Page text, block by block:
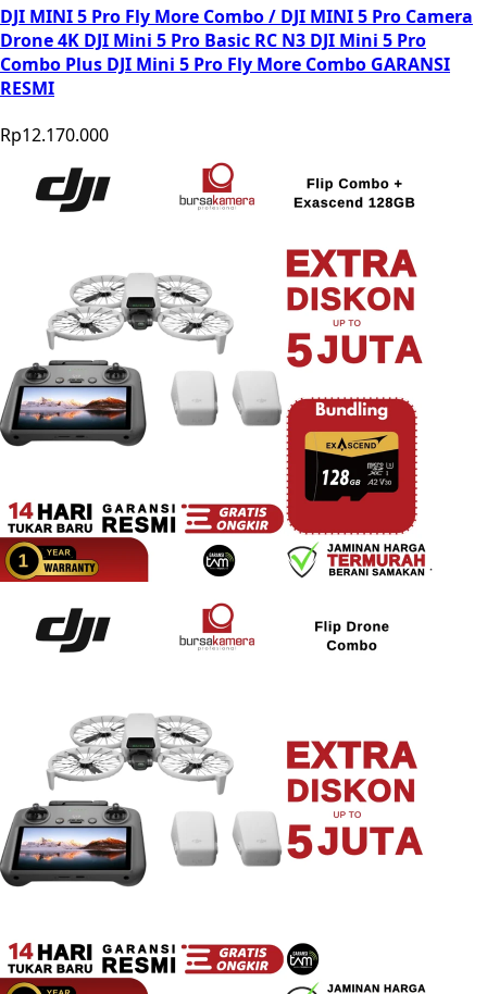
DJI MINI 5 Pro Fly More Combo / DJI MINI 5 Pro Camera
Drone 4K DJI Mini 5 Pro Basic RC N3 DJI Mini 5 Pro
Combo Plus DJI Mini 5 Pro Fly More Combo GARANSI
RESMI
Rp12.170.000